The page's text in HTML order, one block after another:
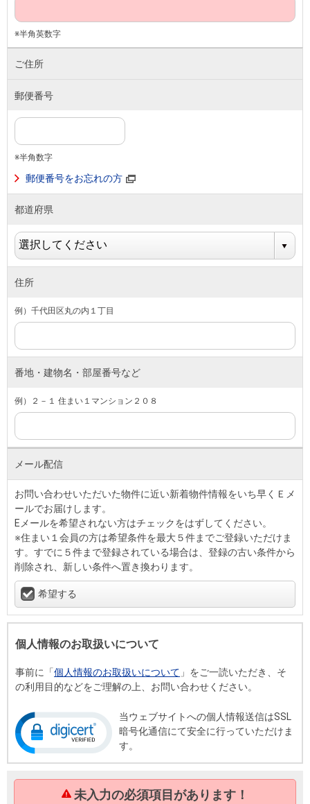
※半角英数字
ご住所
郵便番号
※半角数字
郵便番号をお忘れの方
都道府県
住所
例）千代田区丸の内１丁目
番地・建物名・部屋番号など
例）２－１ 住まい１マンション２０８
メール配信
お問い合わせいただいた物件に近い新着物件情報をいち早くＥメ
ールでお届けします。
Eメールを希望されない方はチェックをはずしてください。
※住まい１会員の方は希望条件を最大５件までご登録いただけま
す。すでに５件まで登録されている場合は、登録の古い条件から
削除され、新しい条件へ置き換わります。
希望する
個人情報のお取扱いについて
事前に「個人情報のお取扱いについて 」をご一読いただき、そ
の利用目的などをご理解の上、お問い合わせください。
当ウェブサイトへの個人情報送信はSSL
暗号化通信にて安全に行っていただけま
す。
未入力の必須項目があります！